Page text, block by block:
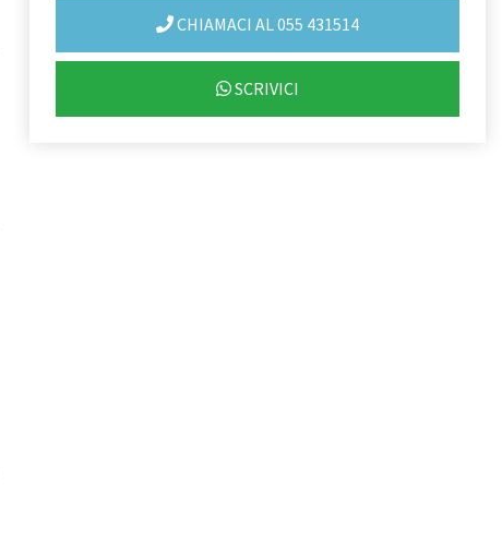
CHIAMACI AL 055 431514
SCRIVICI